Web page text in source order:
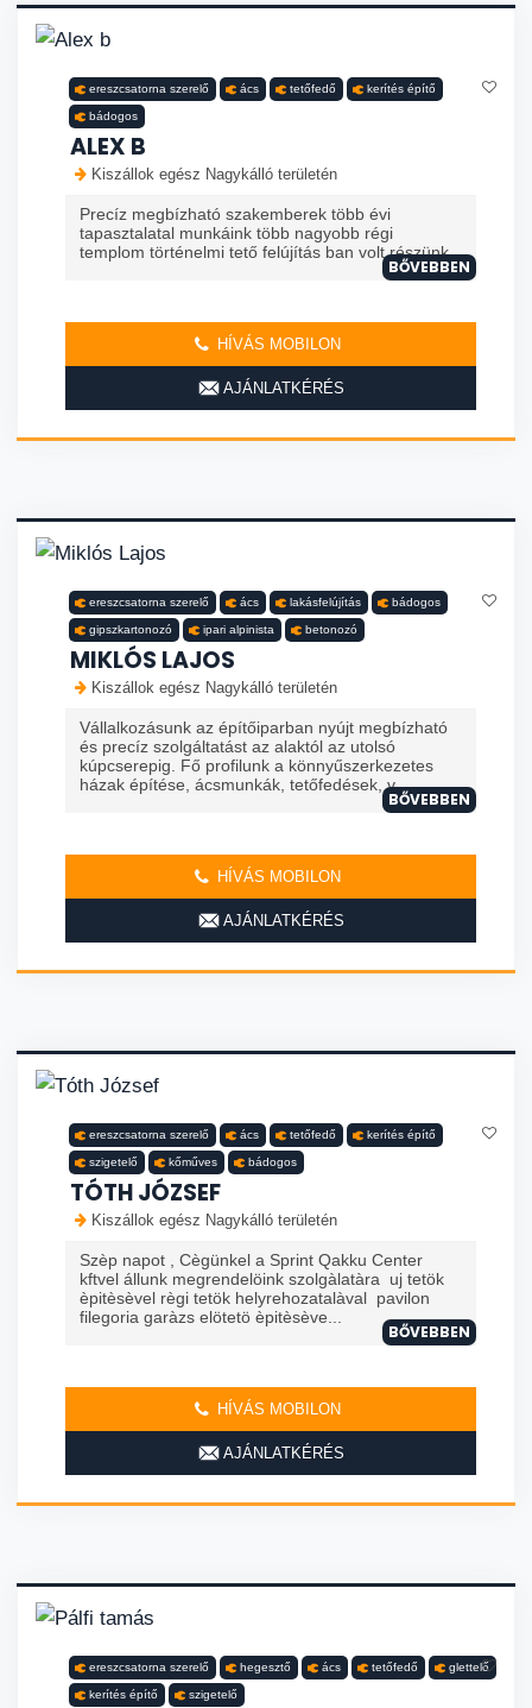
ereszcsatorna szerelő ács tetőfedő kerítés építő
bádogos
ALEX B
Kiszállok egész Nagykálló területén
Precíz megbízható szakemberek több évi
tapasztalatal munkáink több nagyobb régi
templom történelmi tető felújítás ban volt részünk
BŐVEBBEN
HÍVÁS MOBILON
AJÁNLATKÉRÉS
ereszcsatorna szerelő ács lakásfelújítás bádogos
gipszkartonozó ipari alpinista betonozó
MIKLÓS LAJOS
Kiszállok egész Nagykálló területén
Vállalkozásunk az építőiparban nyújt megbízható
és precíz szolgáltatást az alaktól az utolsó
kúpcserepig. Fő profilunk a könnyűszerkezetes
házak építése, ácsmunkák, tetőfedések, v...
BŐVEBBEN
HÍVÁS MOBILON
AJÁNLATKÉRÉS
ereszcsatorna szerelő ács tetőfedő kerítés építő
szigetelő kőműves bádogos
TÓTH JÓZSEF
Kiszállok egész Nagykálló területén
Szèp napot , Cègünkel a Sprint Qakku Center
kftvel állunk megrendelöink szolgàlatàra uj tetök
èpitèsèvel règi tetök helyrehozatalàval pavilon
filegoria garàzs elötetö èpitèsève...
BŐVEBBEN
HÍVÁS MOBILON
AJÁNLATKÉRÉS
ereszcsatorna szerelő hegesztő ács tetőfedő glettelő
kerítés építő szigetelő